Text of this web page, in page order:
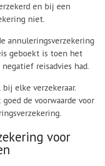
en bij een
niet.
annuleringsverzekering
geboekt is toen het
reisadvies had.
elke verzekeraar.
de voorwaarde voor
voor